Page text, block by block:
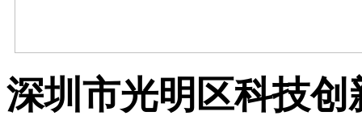
深圳市光明区科技创